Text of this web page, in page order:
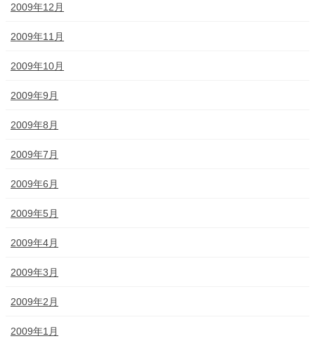
2009年12月
2009年11月
2009年10月
2009年9月
2009年8月
2009年7月
2009年6月
2009年5月
2009年4月
2009年3月
2009年2月
2009年1月